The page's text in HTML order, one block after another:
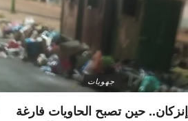
جهويات
إنزكان.. حين تصبح الحاويات فارغة